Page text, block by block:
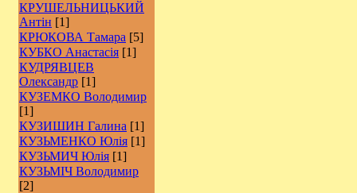
КРУШЕЛЬНИЦЬКИЙ
Антін [1]
КРЮКОВА Тамара [5]
КУБКО Анастасія [1]
КУДРЯВЦЕВ
Олександр [1]
КУЗЕМКО Володимир
[1]
КУЗИШИН Галина [1]
КУЗЬМЕНКО Юлія [1]
КУЗЬМИЧ Юлія [1]
КУЗЬМІЧ Володимир
[2]